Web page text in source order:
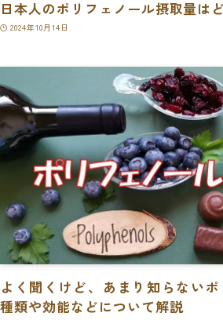
日本人のポリフェノール摂取量は
2024年10月14日
よく聞くけど、あまり知らない
種類や効能などについて解説